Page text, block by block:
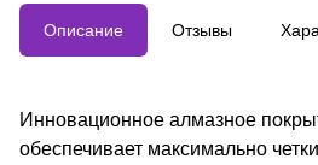
Описание Отзывы
Инновационное алмазное
обеспечивает максимально